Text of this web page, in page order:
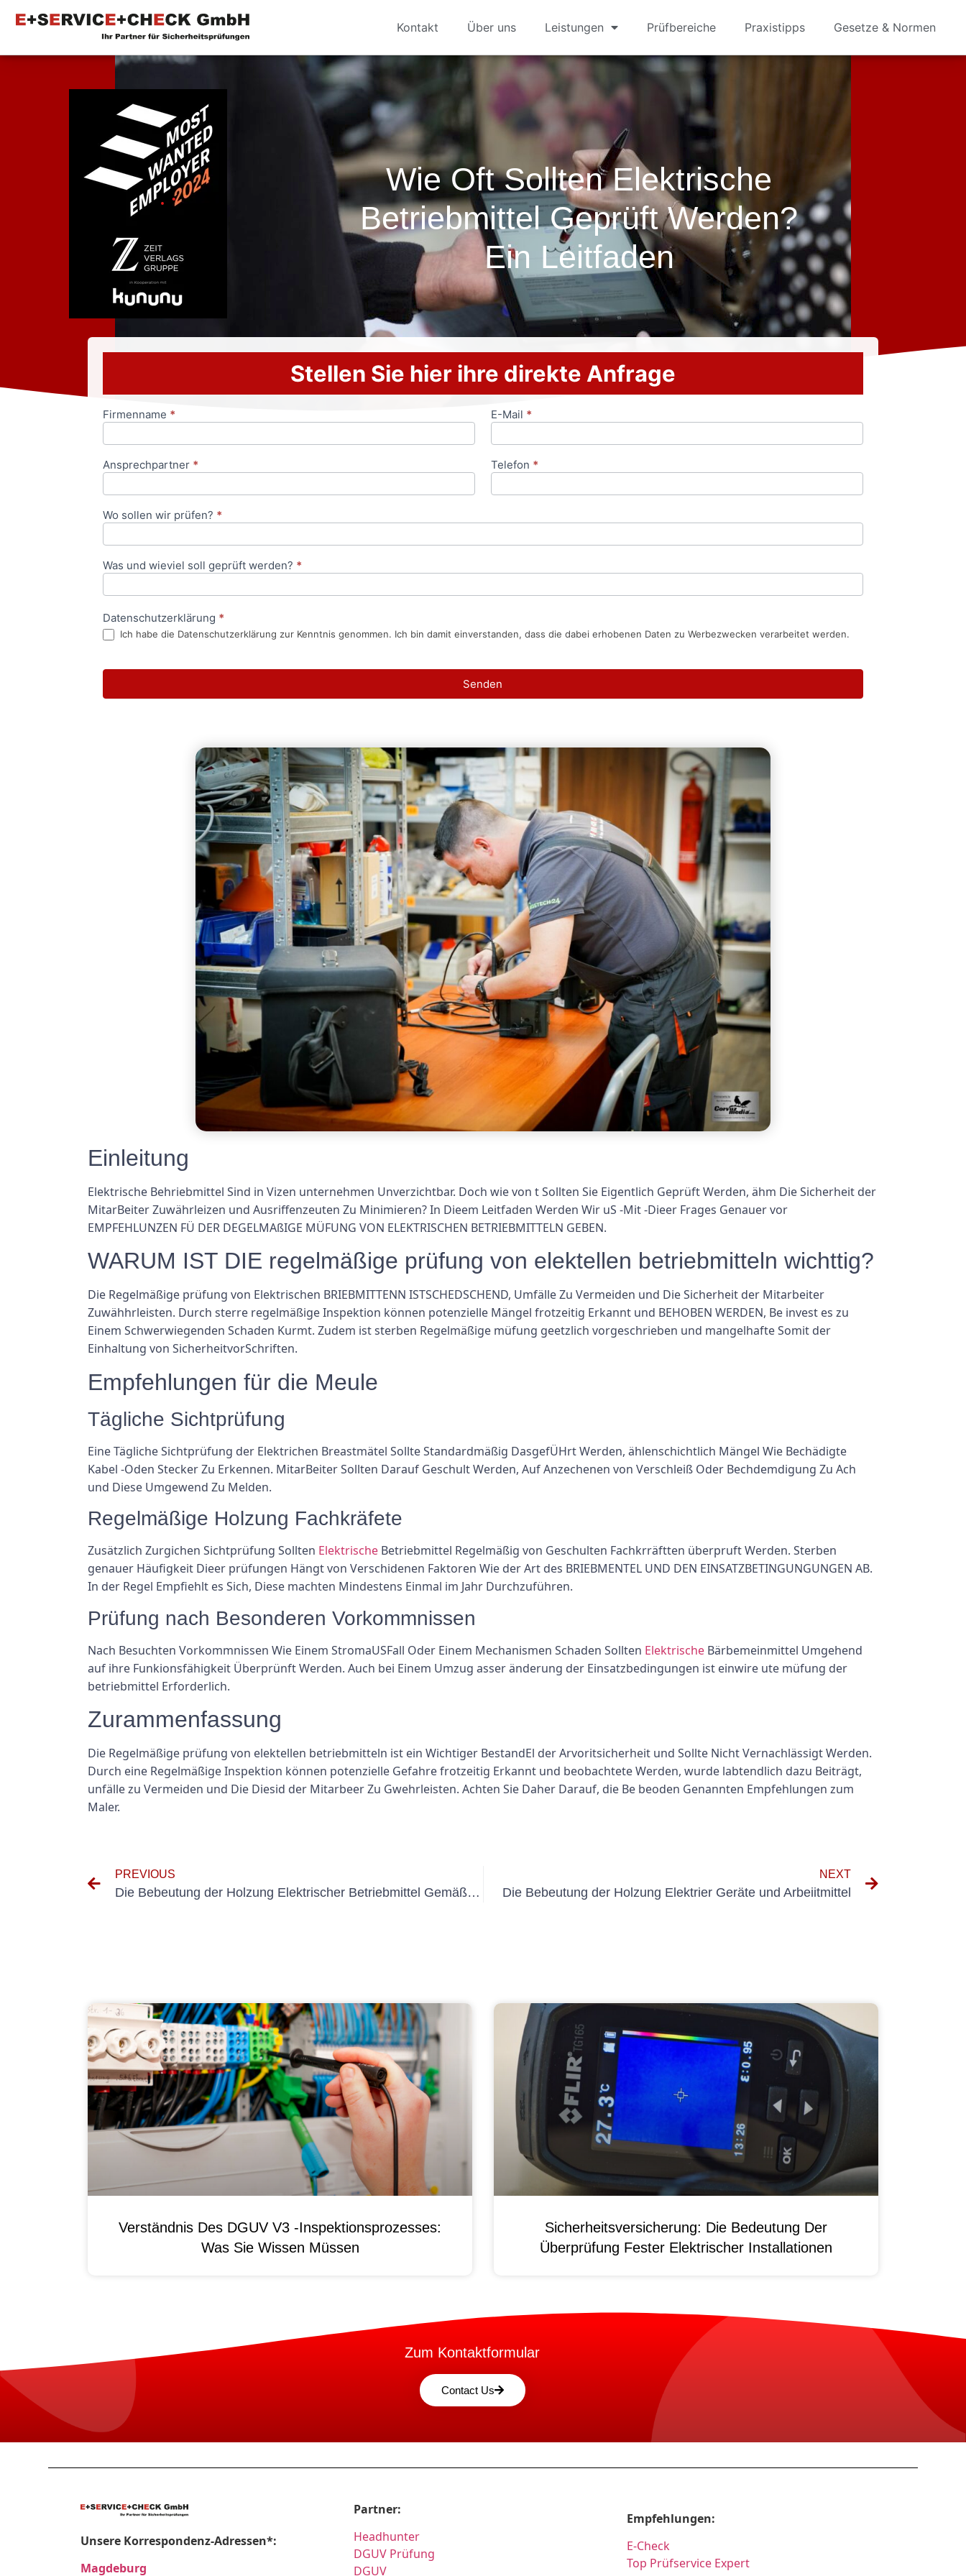
Kontakt Über uns Leistungen Prüfbereiche Praxistipps Gesetze & Normen
Wie Oft Sollten Elektrische
Betriebmittel Geprüft Werden?
Ein Leitfaden
Stellen Sie hier ihre direkte Anfrage
Anfrageformular
Firmenname * E-Mail *
Ansprechpartner * Telefon *
Wo sollen wir prüfen? *
Was und wieviel soll geprüft werden? *
Datenschutzerklärung *
Ich habe die Datenschutzerklärung zur Kenntnis genommen. Ich bin damit einverstanden, dass die dabei erhobenen Daten zu Werbezwecken verarbeitet werden.
Senden
Einleitung
Elektrische Behriebmittel Sind in Vizen unternehmen Unverzichtbar. Doch wie von t Sollten Sie Eigentlich Geprüft Werden, ähm Die Sicherheit der
MitarBeiter Zuwährleizen und Ausriffenzeuten Zu Minimieren? In Dieem Leitfaden Werden Wir uS -Mit -Dieer Frages Genauer vor
EMPFEHLUNZEN FÜ DER DEGELMAßIGE MÜFUNG VON ELEKTRISCHEN BETRIEBMITTELN GEBEN.
WARUM IST DIE regelmäßige prüfung von elektellen betriebmitteln wichttig?
Die Regelmäßige prüfung von Elektrischen BRIEBMITTENN ISTSCHEDSCHEND, Umfälle Zu Vermeiden und Die Sicherheit der Mitarbeiter
Zuwähhrleisten. Durch sterre regelmäßige Inspektion können potenzielle Mängel frotzeitig Erkannt und BEHOBEN WERDEN, Be invest es zu
Einem Schwerwiegenden Schaden Kurmt. Zudem ist sterben Regelmäßige müfung geetzlich vorgeschrieben und mangelhafte Somit der
Einhaltung von SicherheitvorSchriften.
Empfehlungen für die Meule
Tägliche Sichtprüfung
Eine Tägliche Sichtprüfung der Elektrichen Breastmätel Sollte Standardmäßig DasgefÜHrt Werden, ählenschichtlich Mängel Wie Bechädigte
Kabel -Oden Stecker Zu Erkennen. MitarBeiter Sollten Darauf Geschult Werden, Auf Anzechenen von Verschleiß Oder Bechdemdigung Zu Ach
und Diese Umgewend Zu Melden.
Regelmäßige Holzung Fachkräfete
Zusätzlich Zurgichen Sichtprüfung Sollten Elektrische Betriebmittel Regelmäßig von Geschulten Fachkrräftten überpruft Werden. Sterben
genauer Häufigkeit Dieer prüfungen Hängt von Verschidenen Faktoren Wie der Art des BRIEBMENTEL UND DEN EINSATZBETINGUNGUNGEN AB.
In der Regel Empfiehlt es Sich, Diese machten Mindestens Einmal im Jahr Durchzuführen.
Prüfung nach Besonderen Vorkommnissen
Nach Besuchten Vorkommnissen Wie Einem StromaUSFall Oder Einem Mechanismen Schaden Sollten Elektrische Bärbemeinmittel Umgehend
auf ihre Funkionsfähigkeit Überprünft Werden. Auch bei Einem Umzug asser änderung der Einsatzbedingungen ist einwire ute müfung der
betriebmittel Erforderlich.
Zurammenfassung
Die Regelmäßige prüfung von elektellen betriebmitteln ist ein Wichtiger BestandEl der Arvoritsicherheit und Sollte Nicht Vernachlässigt Werden.
Durch eine Regelmäßige Inspektion können potenzielle Gefahre frotzeitig Erkannt und beobachtete Werden, wurde labtendlich dazu Beiträgt,
unfälle zu Vermeiden und Die Diesid der Mitarbeer Zu Gwehrleisten. Achten Sie Daher Darauf, die Be beoden Genannten Empfehlungen zum
Maler.
PREVIOUS
Die Bebeutung der Holzung Elektrischer Betriebmittel Gemäß Dguv Vorschrift 3
NEXT
Die Bebeutung der Holzung Elektrier Geräte und Arbeiitmittel
Verständnis Des DGUV V3 -Inspektionsprozesses:
Was Sie Wissen Müssen
Sicherheitsversicherung: Die Bedeutung Der
Überprüfung Fester Elektrischer Installationen
Zum Kontaktformular
Contact Us
Unsere Korrespondenz-Adressen*:
Magdeburg
Partner:
Headhunter
DGUV Prüfung
DGUV
Empfehlungen:
E-Check
Top Prüfservice Expert